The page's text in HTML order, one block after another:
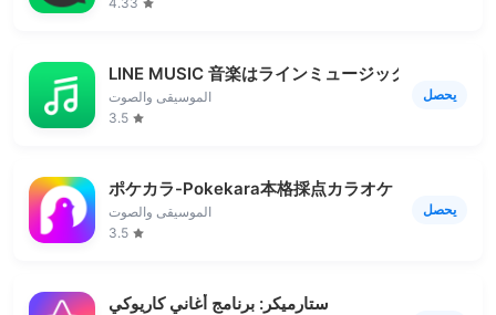
LINE MUSIC 音楽はラインミュージック
الموسيقى والصوت
3.5
يحصل
ポケカラ-Pokekara本格採点カラオケ・ミニゲーム
الموسيقى والصوت
3.5
يحصل
ستارميكر: برنامج أغاني كاريوكي